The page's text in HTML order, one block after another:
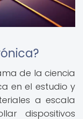
de la ciencia
en el estudio y
a escala
dispositivos